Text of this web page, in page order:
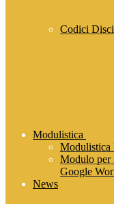
Codici
Modulistica
Modulistica
Modulo per
Google
News